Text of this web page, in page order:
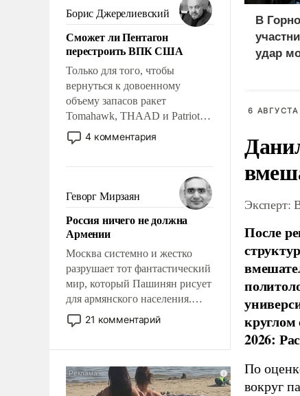
ударами судьбы, брать на себя
ответственность, помогать
слабым, идти вперед и
адаптироваться.
Борис Джерелиевский
Сможет ли Пентагон
перестроить ВПК США
Только для того, чтобы
вернуться к довоенному
объему запасов ракет
Tomahawk, THAAD и Patriot
США потребуется более трех
лет. Даже небольшая война с
Сложившаяся ситуация
означает многолетний период
уязвимости США, например,
перед Китаем.
4 комментария
Геворг Мирзаян
Россия ничего не должна
Армении
Москва системно и жестко
разрушает тот фантастический
мир, который Пашинян рисует
для армянского населения.
Мир, где политические
прожекты будут безусловно
налогоплательщиков и где
Еревану за свои поступки не
21 комментарий
В
удар
6
Эксперт:
После
2026:
По
вокруг